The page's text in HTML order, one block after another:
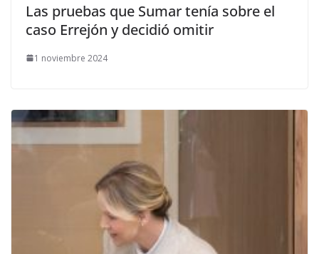
Las pruebas que Sumar tenía sobre el
caso Errejón y decidió omitir
1 noviembre 2024